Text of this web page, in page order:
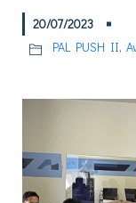
20/07/2023
PAL PUSH II,